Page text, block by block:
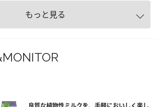
もっと見る